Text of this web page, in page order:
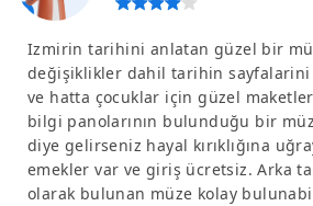
Izmirin tarihini anlatan güzel bir
değişiklikler dahil tarihin
ve hatta çocuklar için güzel
bilgi panolarının bulunduğu bir
diye gelirseniz hayal kırıklığına
emekler var ve giriş ücretsiz. Arka
olarak bulunan müze kolay